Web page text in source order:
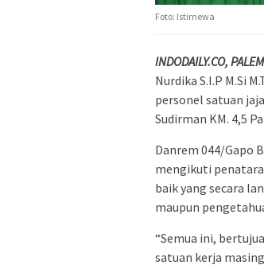
Foto: Istimewa
INDODAILY.CO,
Nurdika S.I.P M.Si
personel satuan
Sudirman KM. 4,5
Danrem 044/Gapo
mengikuti
baik yang secara
maupun
“Semua ini,
satuan kerja